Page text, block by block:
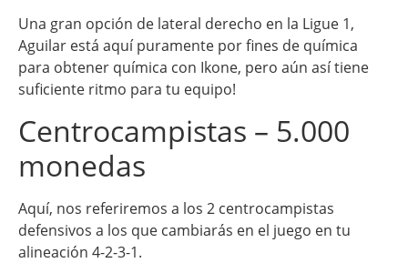
Una gran opción de lateral derecho en la Ligue 1,
Aguilar está aquí puramente por fines de química
para obtener química con Ikone, pero aún así tiene
suficiente ritmo para tu equipo!
Centrocampistas – 5.000
monedas
Aquí, nos referiremos a los 2 centrocampistas
defensivos a los que cambiarás en el juego en tu
alineación 4-2-3-1.